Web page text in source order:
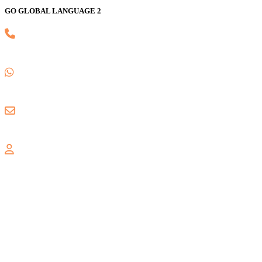
GO GLOBAL LANGUAGE 2